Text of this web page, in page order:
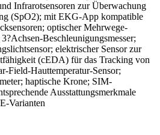
Infrarotsensoren zur Überwachung
(SpO2); mit EKG-App kompatible
optischer Mehrwege-
Beschleunigungsmesser;
elektrischer Sensor zur
(cEDA) für das Tracking von
Field-Hauttemperatur-Sensor;
haptische Krone; SIM-
Ausstattungsmerkmale
Varianten